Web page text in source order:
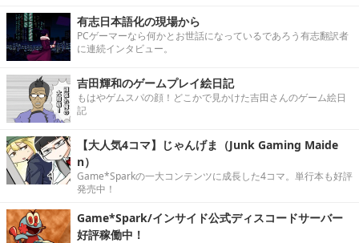
有志日本語化の現場から
PCゲーマーなら何かとお世話になっているであろう有志翻訳者
に連続インタビュー。
吉田輝和のゲームプレイ絵日記
もはやゲムスパの顔！どこかで見かけた吉田さんのゲーム絵日
記
【大人気4コマ】じゃんげま（Junk Gaming Maide
n）
Game*Sparkの一大コンテンツに成長した4コマ。単行本も好評
発売中！
Game*Spark/インサイド公式ディスコードサーバー
好評稼働中！